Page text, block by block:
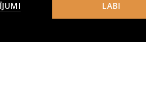
LABI